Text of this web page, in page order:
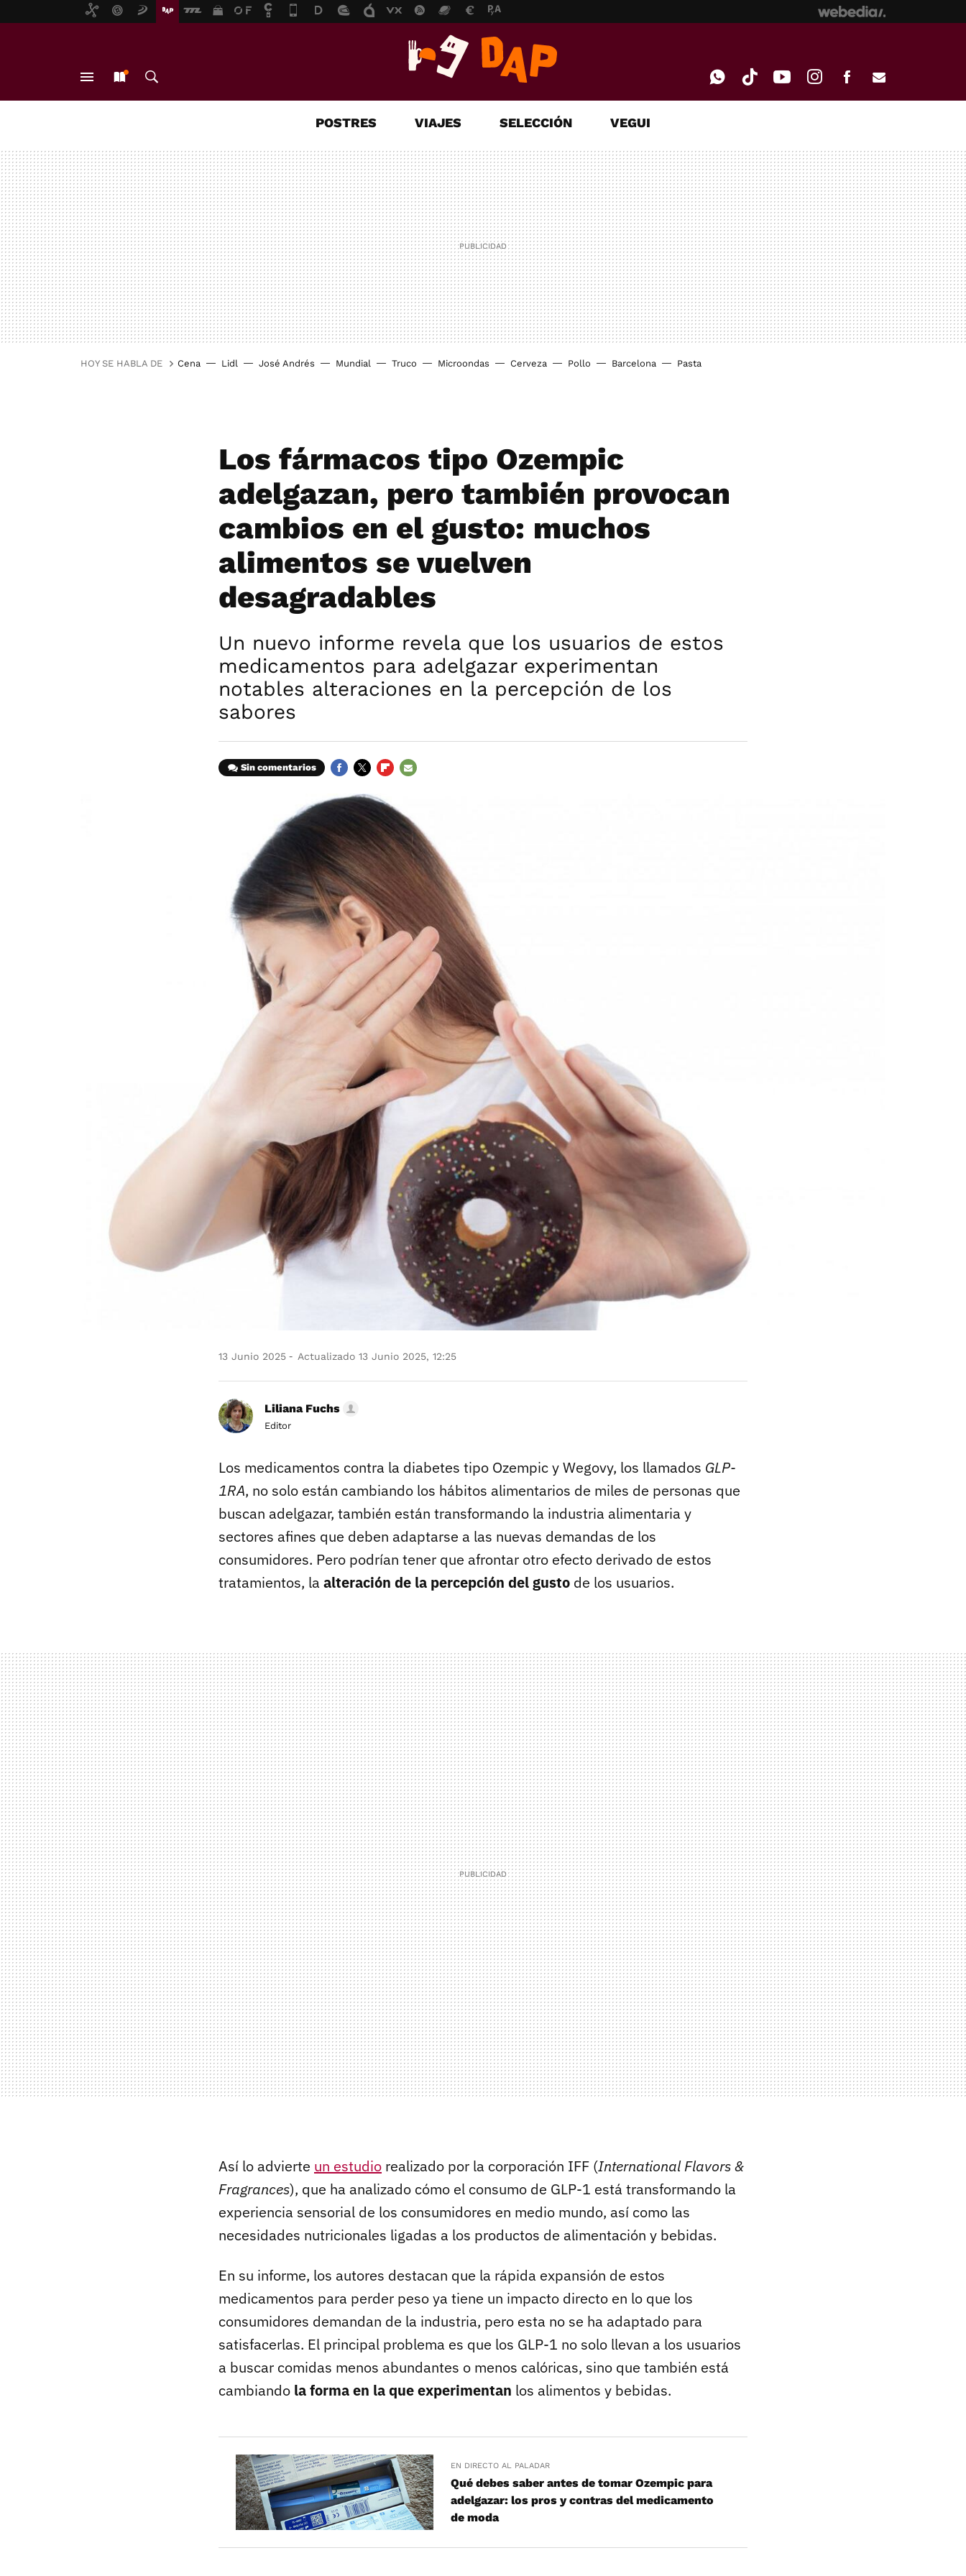
MAIL
POSTRES VIAJES SELECCIÓN VEGUI
HOY SE HABLA DE Cena Lidl José Andrés Mundial Truco Microondas Cerveza Pollo Barcelona Pasta
Los fármacos tipo Ozempic
adelgazan, pero también provocan
cambios en el gusto: muchos
alimentos se vuelven
desagradables
Un nuevo informe revela que los usuarios de estos
medicamentos para adelgazar experimentan
notables alteraciones en la percepción de los
sabores
Sin comentarios
13 Junio 2025 Actualizado 13 Junio 2025, 12:25
Liliana Fuchs
Editor
Los medicamentos contra la diabetes tipo Ozempic y Wegovy, los llamados GLP-
1RA, no solo están cambiando los hábitos alimentarios de miles de personas que
buscan adelgazar, también están transformando la industria alimentaria y
sectores afines que deben adaptarse a las nuevas demandas de los
consumidores. Pero podrían tener que afrontar otro efecto derivado de estos
tratamientos, la alteración de la percepción del gusto de los usuarios.
Así lo advierte un estudio realizado por la corporación IFF (International Flavors &
Fragrances), que ha analizado cómo el consumo de GLP-1 está transformando la
experiencia sensorial de los consumidores en medio mundo, así como las
necesidades nutricionales ligadas a los productos de alimentación y bebidas.
En su informe, los autores destacan que la rápida expansión de estos
medicamentos para perder peso ya tiene un impacto directo en lo que los
consumidores demandan de la industria, pero esta no se ha adaptado para
satisfacerlas. El principal problema es que los GLP-1 no solo llevan a los usuarios
a buscar comidas menos abundantes o menos calóricas, sino que también está
cambiando la forma en la que experimentan los alimentos y bebidas.
EN DIRECTO AL PALADAR
Qué debes saber antes de tomar Ozempic para
adelgazar: los pros y contras del medicamento
de moda